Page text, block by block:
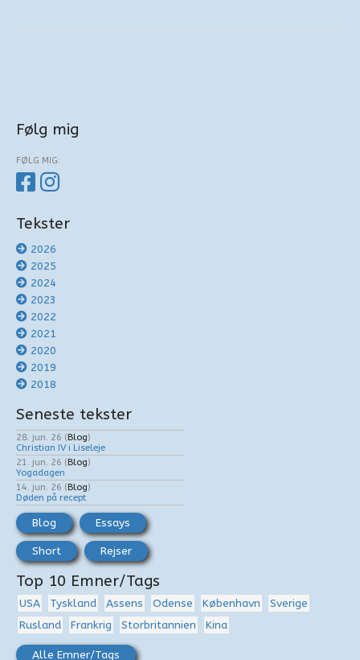
Følg mig
FØLG MIG:
Tekster
2026
2025
2024
2023
2022
2021
2020
2019
2018
Seneste tekster
28. jun. 26 (Blog)
Christian IV i Liseleje
21. jun. 26 (Blog)
Yogadagen
14. jun. 26 (Blog)
Døden på recept
Blog Essays
Short Rejser
Top 10 Emner/Tags
USA Tyskland Assens Odense København
Sverige
Rusland
Frankrig Storbritannien Kina
Alle Emner/Tags